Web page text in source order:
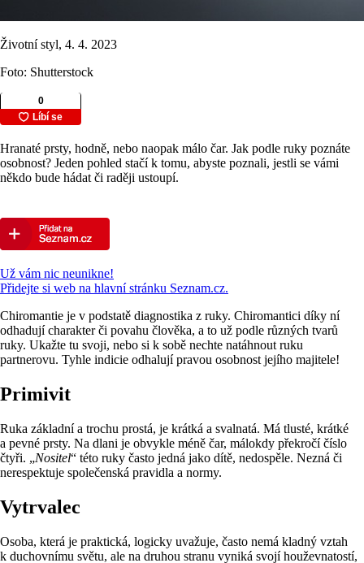
Životní styl, 4. 4. 2023
Foto: Shutterstock
Hranaté prsty, hodně, nebo naopak málo čar. Jak podle ruky poznáte
osobnost? Jeden pohled stačí k tomu, abyste poznali, jestli se vámi
někdo bude hádat či raději ustoupí.
Už vám nic neunikne!
Přidejte si web na hlavní stránku Seznam.cz.
Chiromantie je v podstatě diagnostika z ruky. Chiromantici díky ní
odhadují charakter či povahu člověka, a to už podle různých tvarů
ruky. Ukažte tu svoji, nebo si k sobě nechte natáhnout ruku
partnerovu. Tyhle indicie odhalují pravou osobnost jejího majitele!
Primivit
Ruka základní a trochu prostá, je krátká a svalnatá. Má tlusté, krátké
a pevné prsty. Na dlani je obvykle méně čar, málokdy překročí číslo
čtyři. „Nositel“ této ruky často jedná jako dítě, nedospěle. Nezná či
nerespektuje společenská pravidla a normy.
Vytrvalec
Osoba, která je praktická, logicky uvažuje, často nemá kladný vztah
k duchovnímu světu, ale na druhou stranu vyniká svojí houževnatostí,